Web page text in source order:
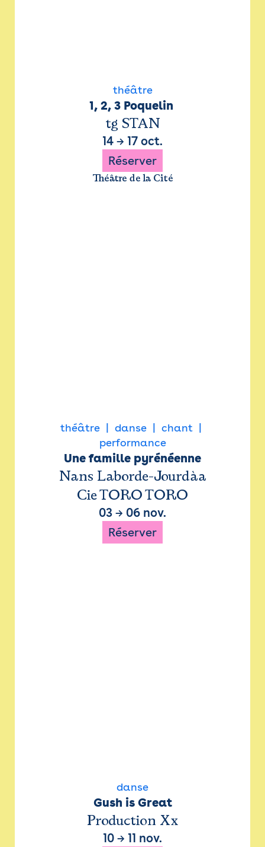
théâtre
1, 2, 3 Poquelin
tg STAN
14 → 17 oct.
Réserver
Théâtre de la Cité
théâtre danse
chant
performance
Une famille pyrénéenne
Nans Laborde-Jourdàa
Cie TORO TORO
03 → 06 nov.
Réserver
danse
Gush is Great
Production Xx
10 → 11 nov.